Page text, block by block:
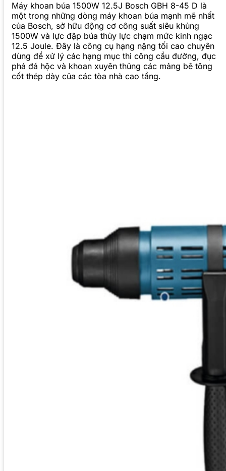
Máy khoan búa 1500W 12.5J Bosch GBH 8-45 D là
một trong những dòng máy khoan búa mạnh mẽ nhất
của Bosch, sở hữu động cơ công suất siêu khủng
1500W và lực đập búa thủy lực chạm mức kinh ngạc
12.5 Joule. Đây là công cụ hạng nặng tối cao chuyên
dùng để xử lý các hạng mục thi công cầu đường, đục
phá đá hộc và khoan xuyên thủng các mảng bê tông
cốt thép dày của các tòa nhà cao tầng.